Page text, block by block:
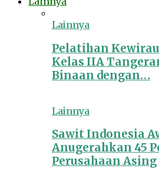
Lainnya
Pelatihan
Kelas IIA
Binaan dengan…
Lainnya
Sawit Indonesia
Anugerahkan 45
Perusahaan Asing